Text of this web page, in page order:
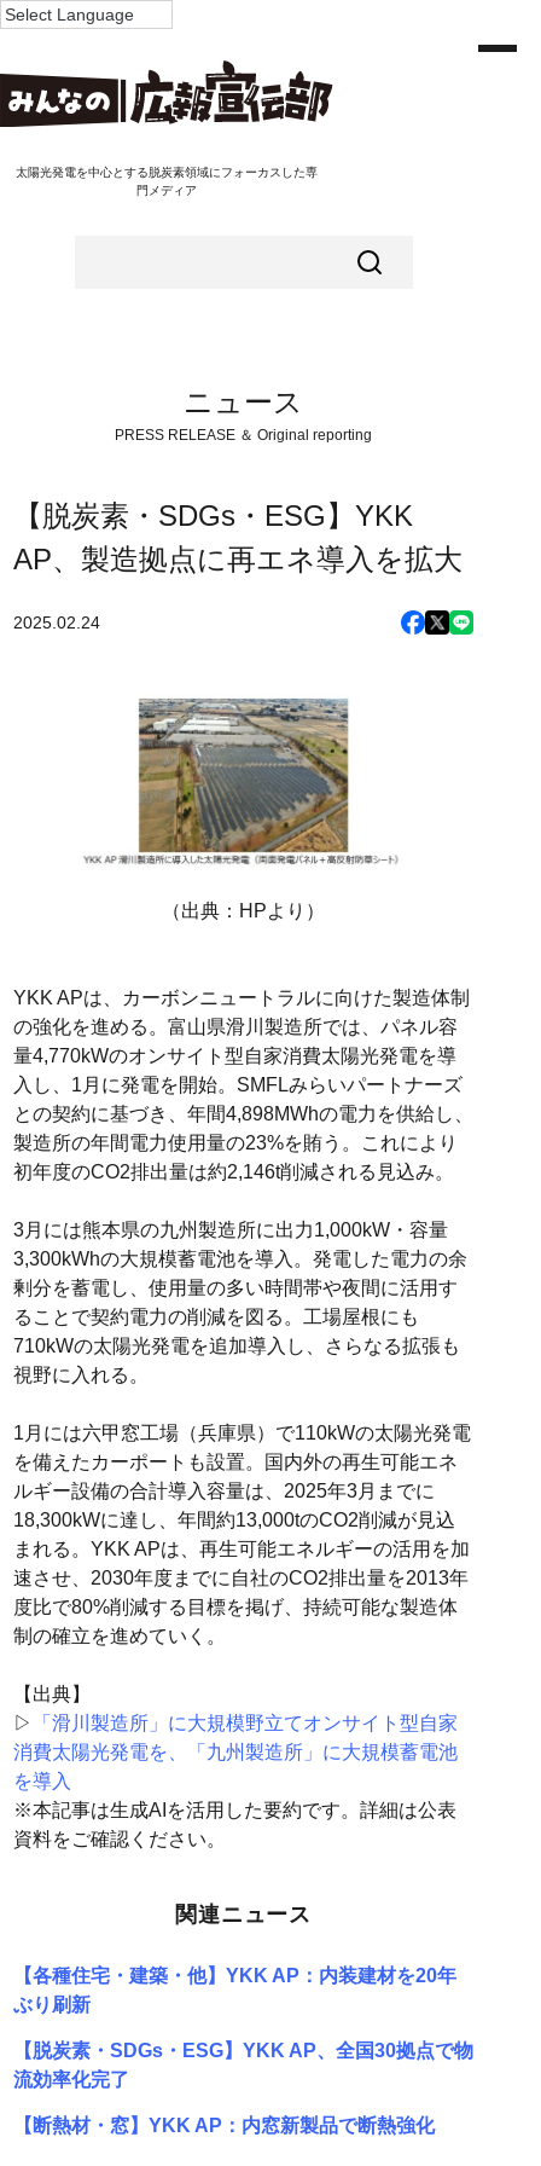
太陽光発電を中心とする脱炭素領域にフォーカスした専
門メディア
ニュース
PRESS RELEASE ＆ Original reporting
【脱炭素・SDGs・ESG】YKK
AP、製造拠点に再エネ導入を拡大
2025.02.24
（出典：HPより）
YKK APは、カーボンニュートラルに向けた製造体制
の強化を進める。富山県滑川製造所では、パネル容
量4,770kWのオンサイト型自家消費太陽光発電を導
入し、1月に発電を開始。SMFLみらいパートナーズ
との契約に基づき、年間4,898MWhの電力を供給し、
製造所の年間電力使用量の23%を賄う。これにより
初年度のCO2排出量は約2,146t削減される見込み。
3月には熊本県の九州製造所に出力1,000kW・容量
3,300kWhの大規模蓄電池を導入。発電した電力の余
剰分を蓄電し、使用量の多い時間帯や夜間に活用す
ることで契約電力の削減を図る。工場屋根にも
710kWの太陽光発電を追加導入し、さらなる拡張も
視野に入れる。
1月には六甲窓工場（兵庫県）で110kWの太陽光発電
を備えたカーポートも設置。国内外の再生可能エネ
ルギー設備の合計導入容量は、2025年3月までに
18,300kWに達し、年間約13,000tのCO2削減が見込
まれる。YKK APは、再生可能エネルギーの活用を加
速させ、2030年度までに自社のCO2排出量を2013年
度比で80%削減する目標を掲げ、持続可能な製造体
制の確立を進めていく。
【出典】
▷
「滑川製造所」に大規模野立てオンサイト型自家
消費太陽光発電を、「九州製造所」に大規模蓄電池
を導入
※本記事は生成AIを活用した要約です。詳細は公表
資料をご確認ください。
関連ニュース
【各種住宅・建築・他】YKK AP：内装建材を20年
ぶり刷新
【脱炭素・SDGs・ESG】YKK AP、全国30拠点で物
流効率化完了
【断熱材・窓】YKK AP：内窓新製品で断熱強化